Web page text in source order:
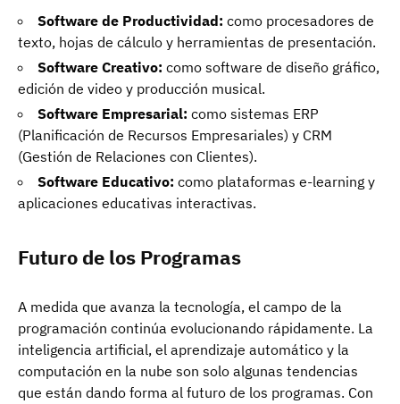
Software de Productividad: como procesadores de
texto, hojas de cálculo y herramientas de presentación.
Software Creativo: como software de diseño gráfico,
edición de video y producción musical.
Software Empresarial: como sistemas ERP
(Planificación de Recursos Empresariales) y CRM
(Gestión de Relaciones con Clientes).
Software Educativo: como plataformas e-learning y
aplicaciones educativas interactivas.
Futuro de los Programas
A medida que avanza la tecnología, el campo de la
programación continúa evolucionando rápidamente. La
inteligencia artificial, el aprendizaje automático y la
computación en la nube son solo algunas tendencias
que están dando forma al futuro de los programas. Con